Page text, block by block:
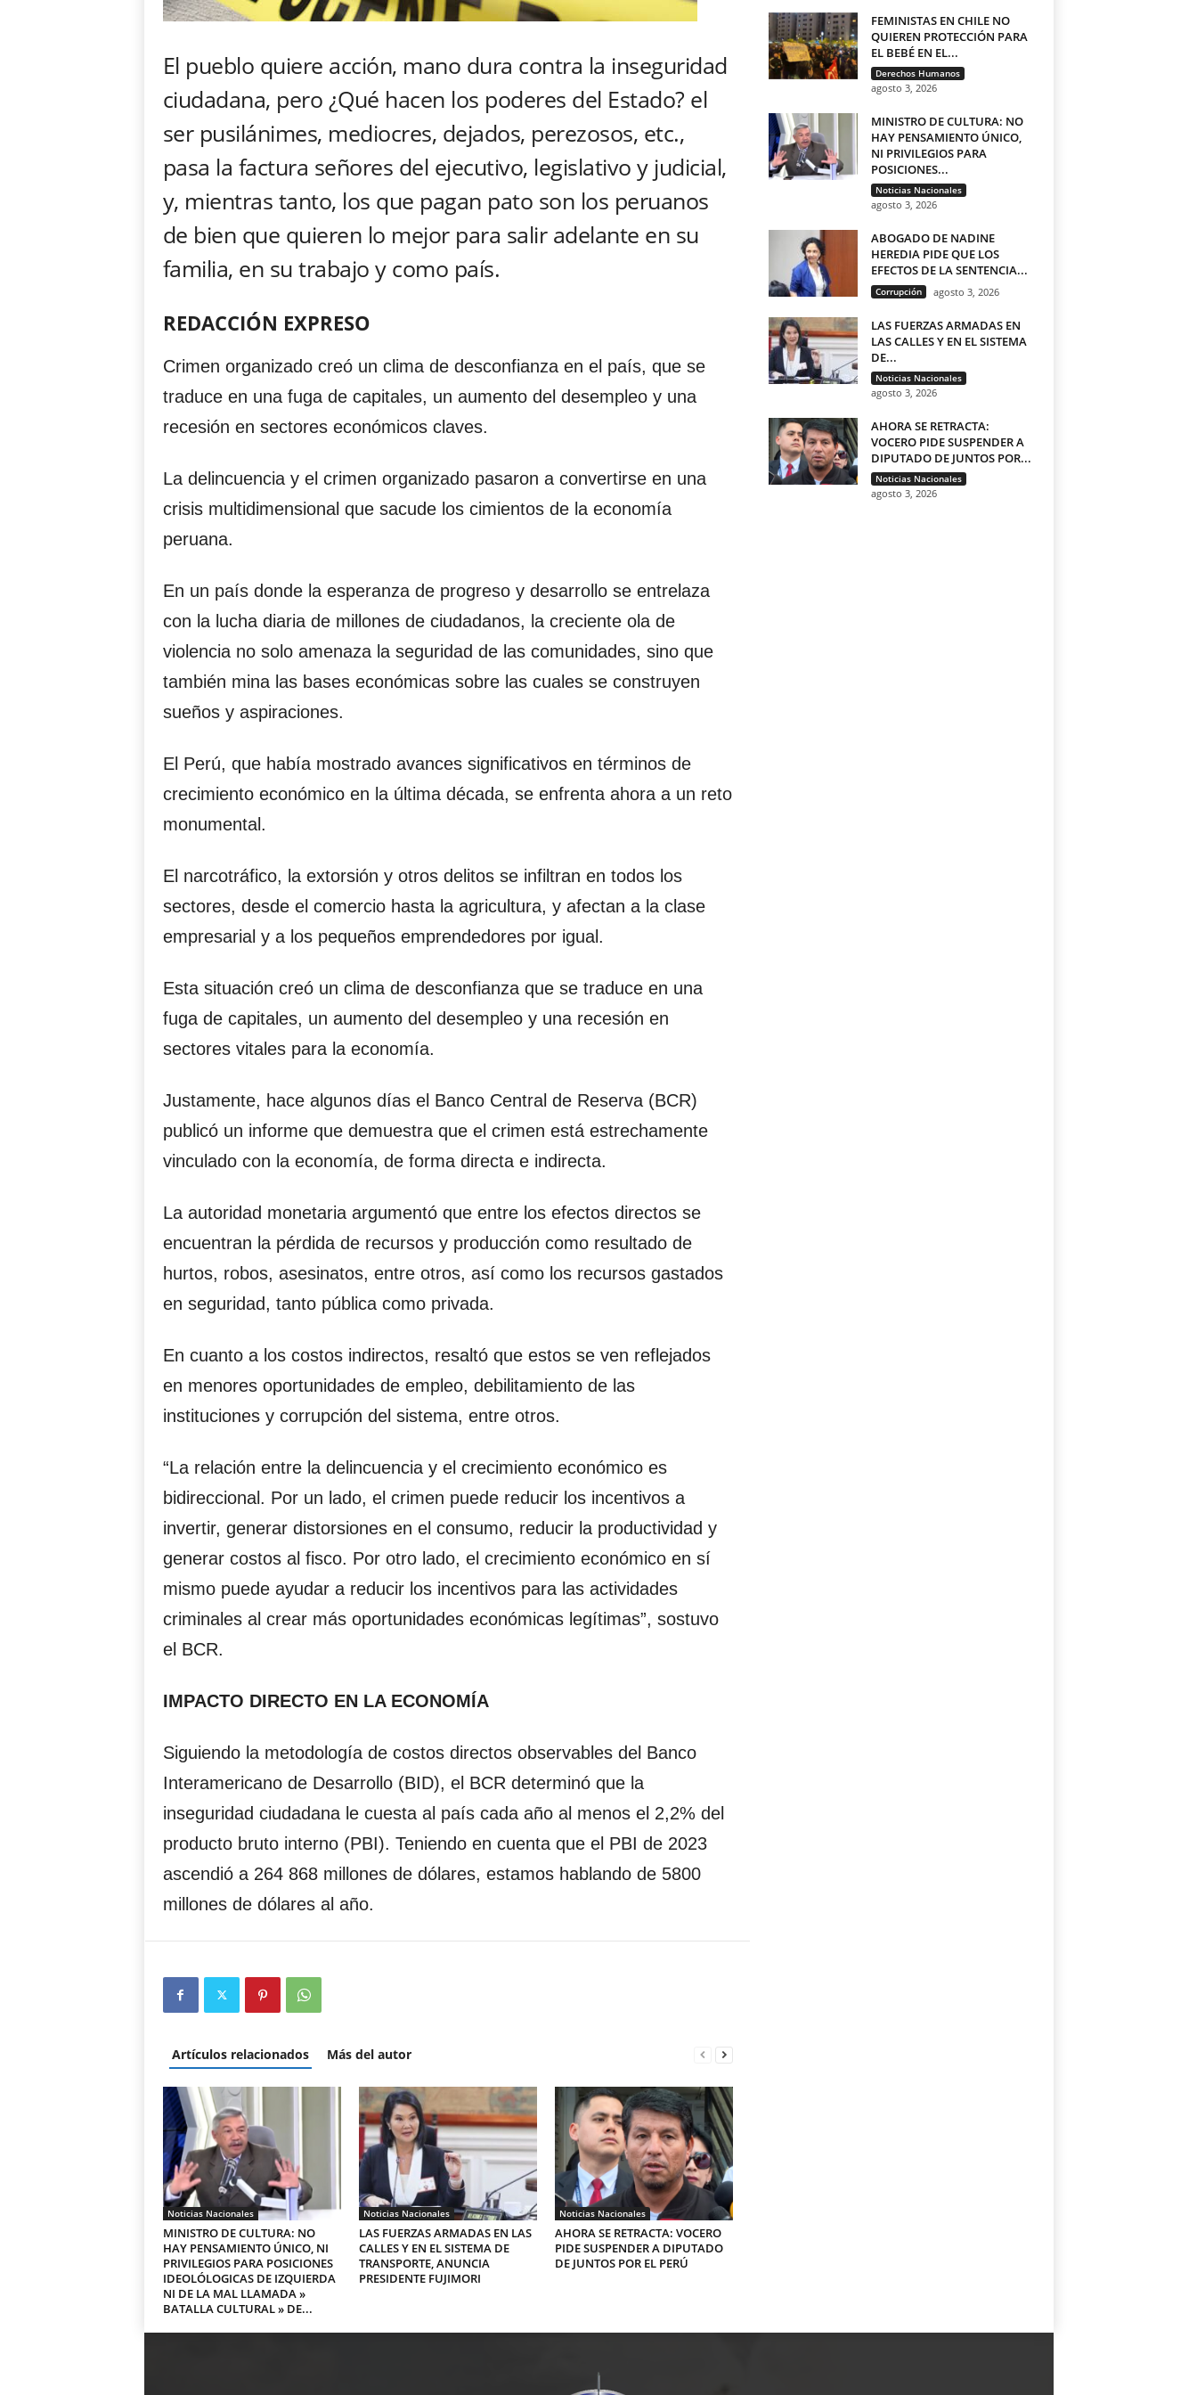
El pueblo quiere acción, mano dura contra la inseguridad
ciudadana, pero ¿Qué hacen los poderes del Estado? el
ser pusilánimes, mediocres, dejados, perezosos, etc.,
pasa la factura señores del ejecutivo, legislativo y judicial,
y, mientras tanto, los que pagan pato son los peruanos
de bien que quieren lo mejor para salir adelante en su
familia, en su trabajo y como país.
REDACCIÓN EXPRESO
Crimen organizado creó un clima de desconfianza en el país, que se
traduce en una fuga de capitales, un aumento del desempleo y una
recesión en sectores económicos claves.
La delincuencia y el crimen organizado pasaron a convertirse en una
crisis multidimensional que sacude los cimientos de la economía
peruana.
En un país donde la esperanza de progreso y desarrollo se entrelaza
con la lucha diaria de millones de ciudadanos, la creciente ola de
violencia no solo amenaza la seguridad de las comunidades, sino que
también mina las bases económicas sobre las cuales se construyen
sueños y aspiraciones.
El Perú, que había mostrado avances significativos en términos de
crecimiento económico en la última década, se enfrenta ahora a un reto
monumental.
El narcotráfico, la extorsión y otros delitos se infiltran en todos los
sectores, desde el comercio hasta la agricultura, y afectan a la clase
empresarial y a los pequeños emprendedores por igual.
Esta situación creó un clima de desconfianza que se traduce en una
fuga de capitales, un aumento del desempleo y una recesión en
sectores vitales para la economía.
Justamente, hace algunos días el Banco Central de Reserva (BCR)
publicó un informe que demuestra que el crimen está estrechamente
vinculado con la economía, de forma directa e indirecta.
La autoridad monetaria argumentó que entre los efectos directos se
encuentran la pérdida de recursos y producción como resultado de
hurtos, robos, asesinatos, entre otros, así como los recursos gastados
en seguridad, tanto pública como privada.
En cuanto a los costos indirectos, resaltó que estos se ven reflejados
en menores oportunidades de empleo, debilitamiento de las
instituciones y corrupción del sistema, entre otros.
“La relación entre la delincuencia y el crecimiento económico es
bidireccional. Por un lado, el crimen puede reducir los incentivos a
invertir, generar distorsiones en el consumo, reducir la productividad y
generar costos al fisco. Por otro lado, el crecimiento económico en sí
mismo puede ayudar a reducir los incentivos para las actividades
criminales al crear más oportunidades económicas legítimas”, sostuvo
el BCR.
IMPACTO DIRECTO EN LA ECONOMÍA
Siguiendo la metodología de costos directos observables del Banco
Interamericano de Desarrollo (BID), el BCR determinó que la
inseguridad ciudadana le cuesta al país cada año al menos el 2,2% del
producto bruto interno (PBI). Teniendo en cuenta que el PBI de 2023
ascendió a 264 868 millones de dólares, estamos hablando de 5800
millones de dólares al año.
Artículos relacionados Más del autor
Noticias Nacionales
MINISTRO DE CULTURA: NO
HAY PENSAMIENTO ÚNICO, NI
PRIVILEGIOS PARA POSICIONES
IDEOLÓLOGICAS DE IZQUIERDA
NI DE LA MAL LLAMADA »
BATALLA CULTURAL » DE...
Noticias Nacionales
LAS FUERZAS ARMADAS EN LAS
CALLES Y EN EL SISTEMA DE
TRANSPORTE, ANUNCIA
PRESIDENTE FUJIMORI
Noticias Nacionales
AHORA SE RETRACTA: VOCERO
PIDE SUSPENDER A DIPUTADO
DE JUNTOS POR EL PERÚ
FEMINISTAS EN CHILE NO
QUIEREN PROTECCIÓN PARA
EL BEBÉ EN EL...
Derechos Humanos
agosto 3, 2026
MINISTRO DE CULTURA: NO
HAY PENSAMIENTO ÚNICO,
NI PRIVILEGIOS PARA
POSICIONES...
Noticias Nacionales
agosto 3, 2026
ABOGADO DE NADINE
HEREDIA PIDE QUE LOS
EFECTOS DE LA SENTENCIA...
Corrupción agosto 3, 2026
LAS FUERZAS ARMADAS EN
LAS CALLES Y EN EL SISTEMA
DE...
Noticias Nacionales
agosto 3, 2026
AHORA SE RETRACTA:
VOCERO PIDE SUSPENDER A
DIPUTADO DE JUNTOS POR...
Noticias Nacionales
agosto 3, 2026